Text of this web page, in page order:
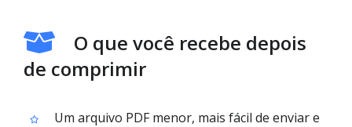
O que você recebe depois
de comprimir
Um arquivo PDF menor, mais fácil de enviar e